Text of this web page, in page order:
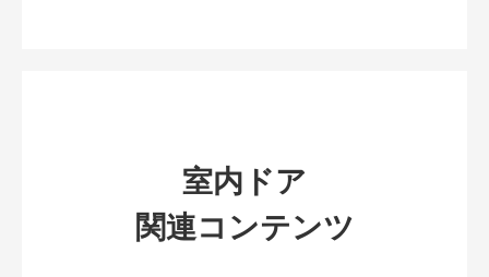
室内ドア
関連コンテンツ